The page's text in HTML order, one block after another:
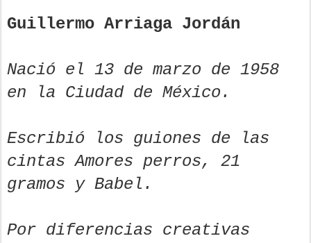
Guillermo Arriaga Jordán
Nació el 13 de marzo de 1958
en la Ciudad de México.
Escribió los guiones de las
cintas Amores perros, 21
gramos y Babel.
Por diferencias creativas